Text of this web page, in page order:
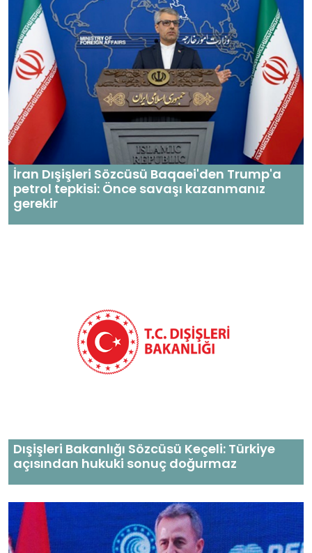
İran Dışişleri Sözcüsü Baqaei'den Trump'a
petrol tepkisi: Önce savaşı kazanmanız
gerekir
Dışişleri Bakanlığı Sözcüsü Keçeli: Türkiye
açısından hukuki sonuç doğurmaz